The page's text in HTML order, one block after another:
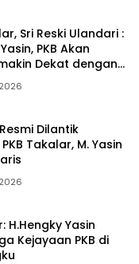
Sri Reski Ulandari :
PKB Akan
Dekat dengan
Dilantik
Takalar, M. Yasin
H.Hengky Yasin
Kejayaan PKB di